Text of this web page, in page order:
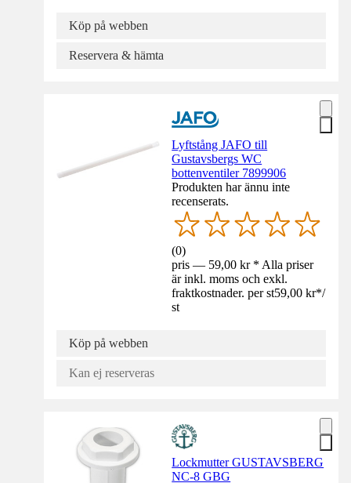
Köp på webben
Reservera & hämta
Lyftstång JAFO till
Gustavsbergs WC
bottenventiler 7899906
Produkten har ännu inte
recenserats.
(0)
pris — 59,00 kr * Alla priser
är inkl. moms och exkl.
fraktkostnader. per st59,00 kr*/
st
Köp på webben
Kan ej reserveras
Lockmutter GUSTAVSBERG
NC-8 GBG